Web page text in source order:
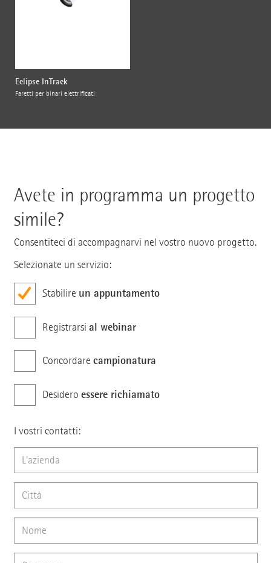
Eclipse InTrack
Faretti per binari elettrificati
Avete in programma un progetto
simile?
Consentiteci di accompagnarvi nel vostro nuovo progetto.
Selezionate un servizio:
Stabilire un appuntamento
Registrarsi al webinar
Concordare campionatura
Desidero essere richiamato
I vostri contatti: